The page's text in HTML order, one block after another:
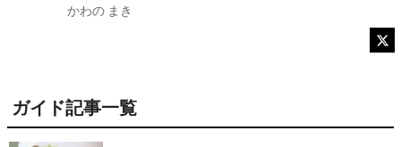
かわの まき
ガイド記事一覧